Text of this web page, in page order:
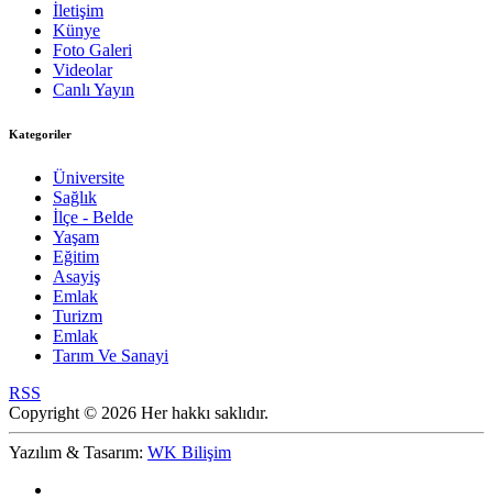
İletişim
Künye
Foto Galeri
Videolar
Canlı Yayın
Kategoriler
Üniversite
Sağlık
İlçe - Belde
Yaşam
Eğitim
Asayiş
Emlak
Turizm
Emlak
Tarım Ve Sanayi
RSS
Copyright © 2026 Her hakkı saklıdır.
Yazılım & Tasarım: WK Bilişim